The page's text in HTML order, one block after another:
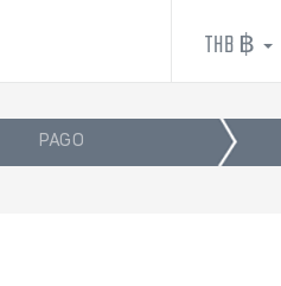
THB ฿
PAGO